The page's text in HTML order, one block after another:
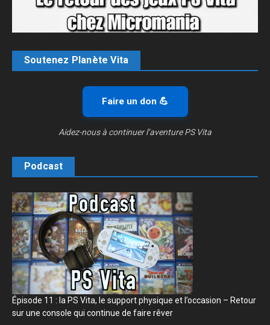
Soutenez Planète Vita
Faire un don 💪
Aidez-nous à continuer l’aventure PS Vita
Podcast
Épisode 11 : la PS Vita, le support physique et l’occasion – Retour
sur une console qui continue de faire rêver